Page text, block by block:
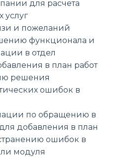
для расчета
услуг
и пожеланий
функционала и
в отдел
в план работ
решения
ошибок в
по обращению в
добавления в план
ошибок в
модуля